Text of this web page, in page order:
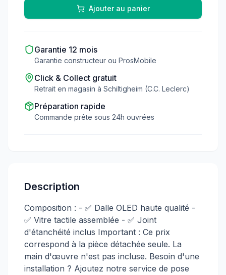
Ajouter au panier
Garantie 12 mois
Garantie constructeur ou ProsMobile
Click & Collect gratuit
Retrait en magasin à Schiltigheim (C.C. Leclerc)
Préparation rapide
Commande prête sous 24h ouvrées
Description
Composition : - ✅ Dalle OLED haute qualité -
✅ Vitre tactile assemblée - ✅ Joint
d'étanchéité inclus Important : Ce prix
correspond à la pièce détachée seule. La
main d'œuvre n'est pas incluse. Besoin d'une
installation ? Ajoutez notre service de pose